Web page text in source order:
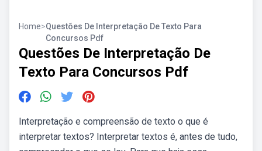
Home>Questões De Interpretação De Texto Para
Concursos Pdf
Questões De Interpretação De
Texto Para Concursos Pdf
Interpretação e compreensão de texto o que é
interpretar textos? Interpretar textos é, antes de tudo,